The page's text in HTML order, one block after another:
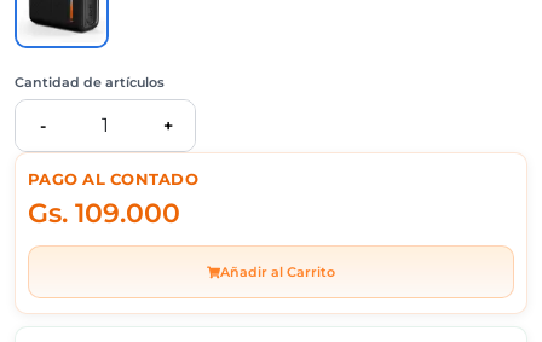
PAGO AL CONTADO
Gs. 109.000
Añadir al Carrito
Cantidad de artículos
- 1 +